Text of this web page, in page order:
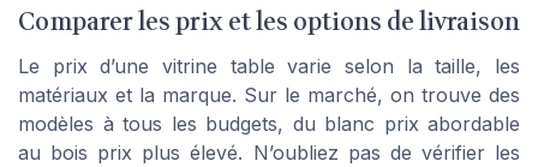
Comparer les prix et les options de livraison
Le prix d’une vitrine table varie selon la taille, les
matériaux et la marque. Sur le marché, on trouve des
modèles à tous les budgets, du blanc prix abordable
au bois prix plus élevé. N’oubliez pas de vérifier les